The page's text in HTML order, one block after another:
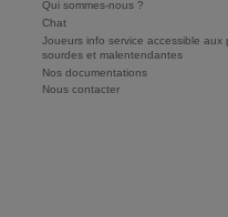
Qui sommes-nous ?
Chat
Joueurs info service accessible aux
sourdes et malentendantes
Nos documentations
Nous contacter